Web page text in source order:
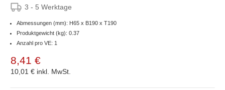
3 - 5 Werktage
Abmessungen (mm): H65 x B190 x T190
Produktgewicht (kg): 0.37
Anzahl pro VE: 1
8,41 €
10,01 € inkl. MwSt.